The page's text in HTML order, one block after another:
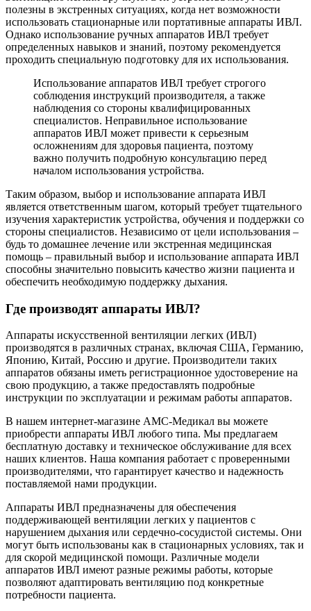
полезны в экстренных ситуациях, когда нет возможности
использовать стационарные или портативные аппараты ИВЛ.
Однако использование ручных аппаратов ИВЛ требует
определенных навыков и знаний, поэтому рекомендуется
проходить специальную подготовку для их использования.
Использование аппаратов ИВЛ требует строгого
соблюдения инструкций производителя, а также
наблюдения со стороны квалифицированных
специалистов. Неправильное использование
аппаратов ИВЛ может привести к серьезным
осложнениям для здоровья пациента, поэтому
важно получить подробную консультацию перед
началом использования устройства.
Таким образом, выбор и использование аппарата ИВЛ
является ответственным шагом, который требует тщательного
изучения характеристик устройства, обучения и поддержки со
стороны специалистов. Независимо от цели использования –
будь то домашнее лечение или экстренная медицинская
помощь – правильный выбор и использование аппарата ИВЛ
способны значительно повысить качество жизни пациента и
обеспечить необходимую поддержку дыхания.
Где производят аппараты ИВЛ?
Аппараты искусственной вентиляции легких (ИВЛ)
производятся в различных странах, включая США, Германию,
Японию, Китай, Россию и другие. Производители таких
аппаратов обязаны иметь регистрационное удостоверение на
свою продукцию, а также предоставлять подробные
инструкции по эксплуатации и режимам работы аппаратов.
В нашем интернет-магазине АМС-Медикал вы можете
приобрести аппараты ИВЛ любого типа. Мы предлагаем
бесплатную доставку и техническое обслуживание для всех
наших клиентов. Наша компания работает с проверенными
производителями, что гарантирует качество и надежность
поставляемой нами продукции.
Аппараты ИВЛ предназначены для обеспечения
поддерживающей вентиляции легких у пациентов с
нарушением дыхания или сердечно-сосудистой системы. Они
могут быть использованы как в стационарных условиях, так и
для скорой медицинской помощи. Различные модели
аппаратов ИВЛ имеют разные режимы работы, которые
позволяют адаптировать вентиляцию под конкретные
потребности пациента.